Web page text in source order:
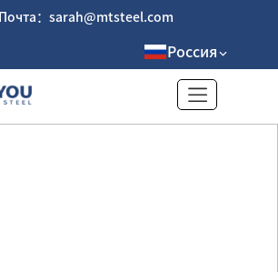
Почта：sarah@mtsteel.com
Россия